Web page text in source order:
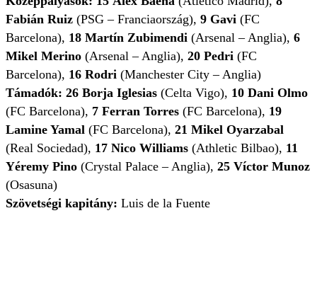
Fabián Ruiz (PSG – Franciaország), 9 Gavi (FC
Barcelona), 18 Martín Zubimendi (Arsenal – Anglia), 6
Mikel Merino (Arsenal – Anglia), 20 Pedri (FC
Barcelona), 16 Rodri (Manchester City – Anglia)
Támadók: 26 Borja Iglesias (Celta Vigo), 10 Dani Olmo
(FC Barcelona), 7 Ferran Torres (FC Barcelona), 19
Lamine Yamal (FC Barcelona), 21 Mikel Oyarzabal
(Real Sociedad), 17 Nico Williams (Athletic Bilbao), 11
Yéremy Pino (Crystal Palace – Anglia), 25 Víctor Munoz
(Osasuna)
Szövetségi kapitány: Luis de la Fuente